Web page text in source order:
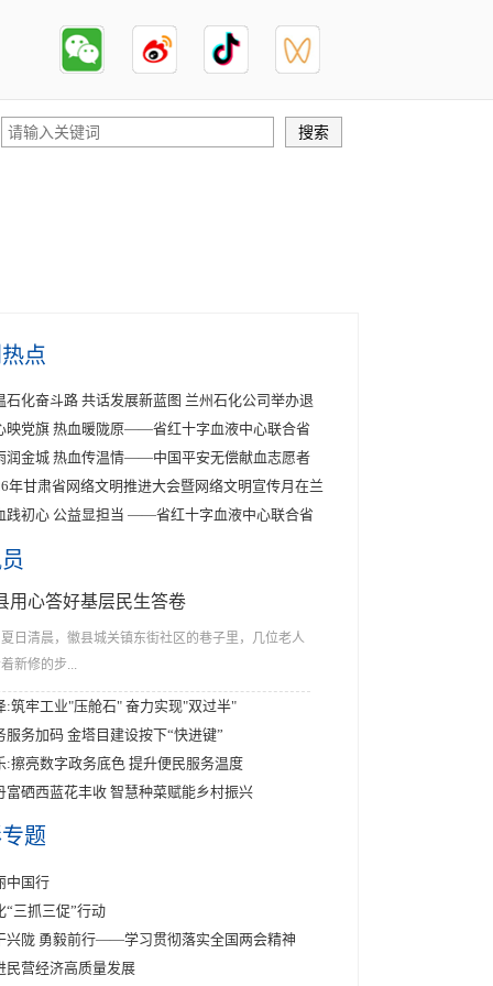
点
石化奋斗路 共话发展新蓝图 兰州石化公司举办退
映党旗 热血暖陇原——省红十字血液中心联合省
润金城 热血传温情——中国平安无偿献血志愿者
年甘肃省网络文明推进大会暨网络文明宣传月在兰
践初心 公益显担当 ——省红十字血液中心联合省
用心答好基层民生答卷
夏日清晨，徽县城关镇东街社区的巷子里，几位老人
新修的步...
:筑牢工业"压舱石" 奋力实现"双过半"
服务加码 金塔目建设按下“快进键”
:擦亮数字政务底色 提升便民服务温度
富硒西蓝花丰收 智慧种菜赋能乡村振兴
题
中国行
“三抓三促”行动
兴陇 勇毅前行——学习贯彻落实全国两会精神
民营经济高质量发展